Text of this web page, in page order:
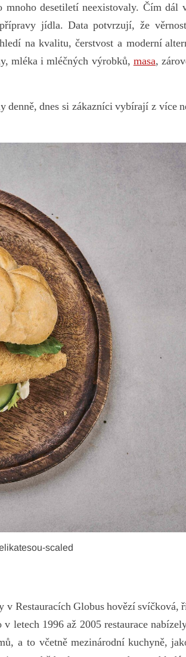
mnoho desetiletí neexistovaly. Čím dál
přípravy jídla.Data potvrzují, že věrnost
hledí na kvalitu, čerstvosta moderní alt
mléka i mléčných výrobků, masa,
denně, dnes sizákazníci vybírají zvíce n
scaled
vRestauracích Globus hovězí svíčková, ř
v letech1996 až 2005restaurace na
a tovčetně mezinárodní kuchyně, j